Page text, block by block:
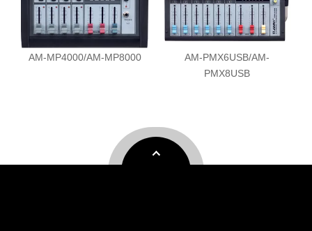
AM-PMX6USB/AM-
AM-MP801/AM-